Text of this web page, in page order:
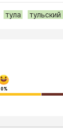
тула
0%